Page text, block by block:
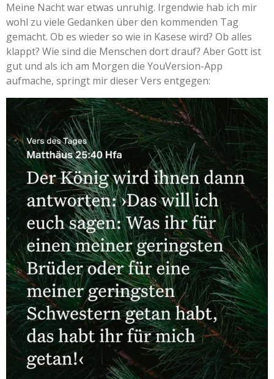
Meine Nacht war etwas unruhig. Irgendwie hab ich mir
wohl zu viele Gedanken über den kommenden Tag
gemacht. Ob es wieder so wie in Kasese wird? Ob alles
klappt? Wie sind die Menschen dort drauf? Aber Gott ist
gut und als ich am Morgen die YouVersion-App
aufmache, springt mir dieser Vers entgegen: